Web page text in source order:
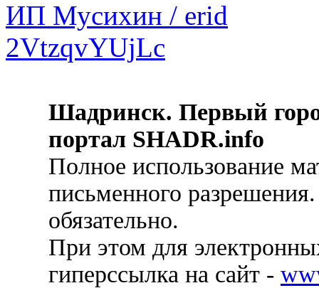
Шадринск. Первый
портал SHADR.info
Полное использование
письменного
обязательно.
При этом для
гиперссылка на сайт -